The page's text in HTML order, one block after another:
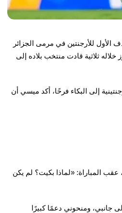
للأرجنتين في مرمى الجزائر
ثلاثية قادت منتخب بلاده إلى
إلى البكاء فرحًا، أكد ميسي أن
المباراة: «لماذا بكيت؟ لم يكن
جانبي، ومنحوني دعمًا كبيرًا